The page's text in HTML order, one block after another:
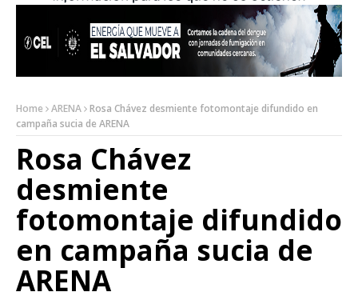
Home ARENA Rosa Chávez desmiente fotomontaje difundido en
campaña sucia de ARENA
Rosa Chávez
desmiente
fotomontaje difundido
en campaña sucia de
ARENA